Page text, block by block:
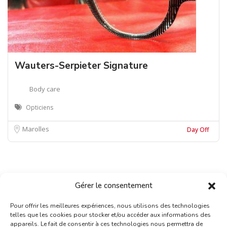
Gérer le consentement
Pour offrir les meilleures expériences, nous utilisons des technologies
telles que les cookies pour stocker et/ou accéder aux informations des
appareils. Le fait de consentir à ces technologies nous permettra de
Wauters-Serpieter Signature
Body care
Opticiens
Marolles Day Off